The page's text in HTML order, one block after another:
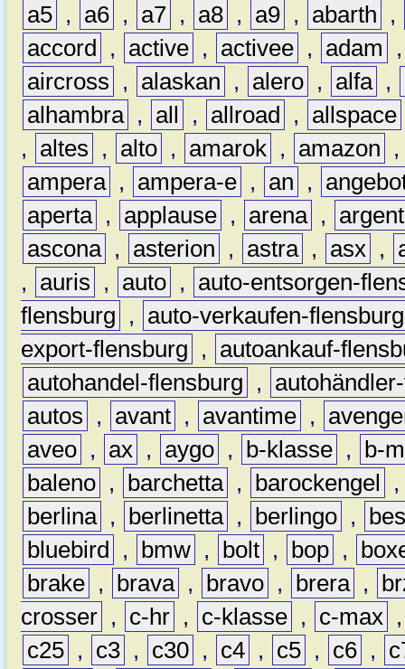
a5 , a6 , a7 , a8 , a9 , abarth
,
accord
, active , activee , adam
aircross
, alaskan , alero , alfa ,
alhambra , all , allroad , allspace
,
altes , alto , amarok , amazon
ampera , ampera-e , an ,
aperta , applause , arena ,
ascona , asterion , astra , asx ,
,
auris , auto ,
auto-entsorgen-
flensburg
,
auto-verkaufen-flensburg
export-flensburg
,
autoankauf-
autohandel-flensburg
,
autos
, avant , avantime ,
aveo , ax , aygo , b-klasse ,
b-
baleno , barchetta , barockengel
berlina , berlinetta , berlingo ,
bluebird
, bmw , bolt , bop ,
brake , brava , bravo , brera ,
crosser , c-hr , c-klasse , c-max
c25 , c3 , c30 , c4 , c5 , c6 ,